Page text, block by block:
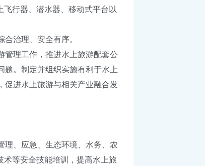
行器、潜水器、移动式平台以
治理、安全有序。
理工作，推进水上旅游配套公
题。制定并组织实施有利于水上
促进水上旅游与相关产业融合发
、应急、生态环境、水务、农
术等安全技能培训，提高水上旅